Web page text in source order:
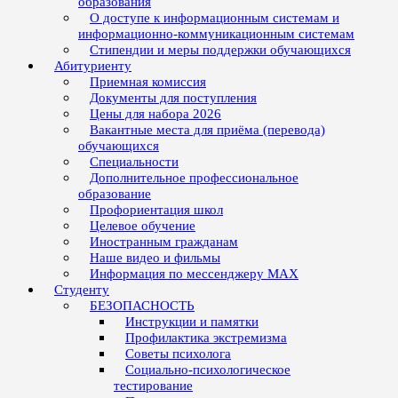
О доступе к информационным системам и
информационно-коммуникационным системам
Стипендии и меры поддержки обучающихся
Абитуриенту
Приемная комиссия
Документы для поступления
Цены для набора 2026
Вакантные места для приёма (перевода)
обучающихся
Специальности
Дополнительное профессиональное
образование
Профориентация школ
Целевое обучение
Иностранным гражданам
Наше видео и фильмы
Информация по мессенджеру MAX
Студенту
БЕЗОПАСНОСТЬ
Инструкции и памятки
Профилактика экстремизма
Советы психолога
Социально-психологическое
тестирование